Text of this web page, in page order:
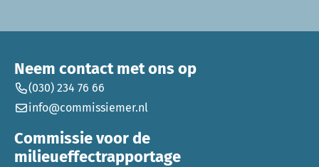
Neem contact met ons op
(030) 234 76 66
info@commissiemer.nl
Commissie voor de
milieueffectrapportage